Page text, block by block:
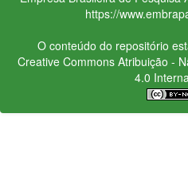
https://
O conteúdo do repositório
Creative CommonsAtribuição -
4.0